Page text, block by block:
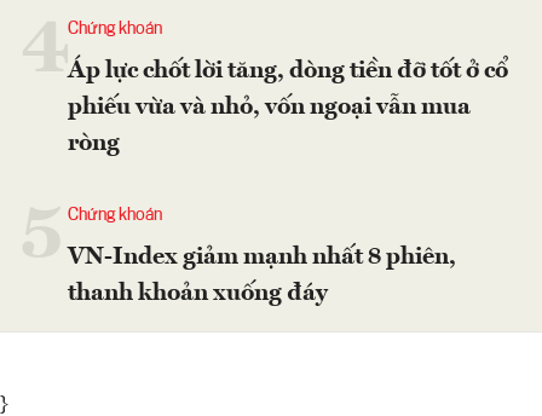
4Chứng khoán
Áp lực chốt lời tăng, dòng tiền đỡ tốt ở cổ
phiếu vừa và nhỏ, vốn ngoại vẫn mua
ròng
Chứng khoán
VN-Index giảm mạnh nhất 8 phiên,
thanh khoản xuống đáy
}